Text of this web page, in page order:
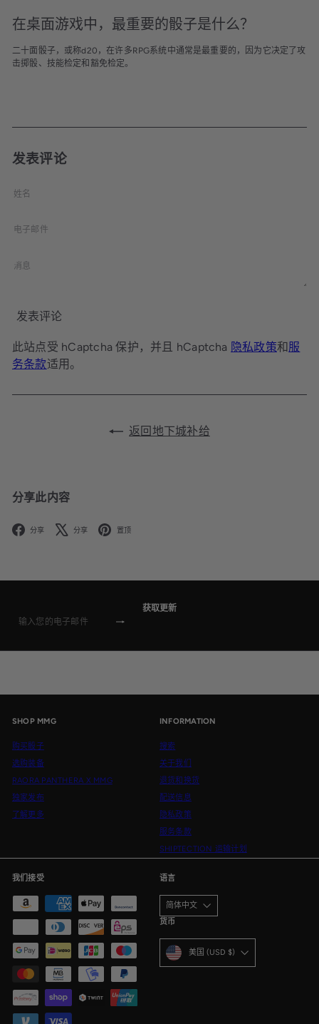
在桌面游戏中，最重要的骰子是什么？
二十面骰子，或称d20，在许多RPG系统中通常是最重要的，因为它决定了攻
击掷骰、技能检定和豁免检定。
发表评论
姓
电
邮
消
发表评论
此站点受 hCaptcha 保护，并且 hCaptcha 隐私政策和服
务条款适用。
返回地下城补给
分享此内容
分享 Facebook
分享 X 置顶
获取更新
订输
邮
件
SHOP MMG
购买骰子
选购装备
RAORA PANTHERA X MMG
独家发布
了解更多
INFORMATION
搜索
关于我们
退货和换货
配送信息
隐私政策
服务条款
SHIPTECTION 运输计划
我们接受 语言
简体中文
货币
美国 (USD $)